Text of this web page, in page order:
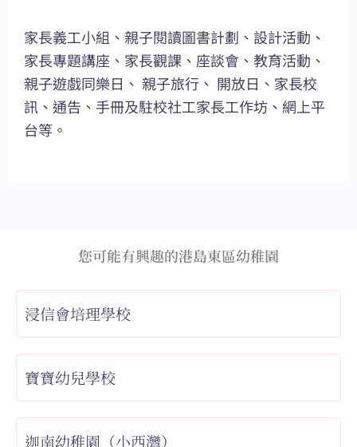
家長義工小組、親子閱讀圖書計劃、設計活動、
家長專題講座、家長觀課、座談會、教育活動、
親子遊戲同樂日、 親子旅行、 開放日、家長校
訊、通告、手冊及駐校社工家長工作坊、網上平
台等。
您可能有興趣的港島東區幼稚園
浸信會培理學校
寶寶幼兒學校
迦南幼稚園（小西灣）